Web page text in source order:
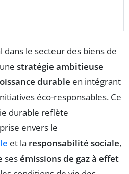
le secteur des biens de
stratégie ambitieuse
durable en intégrant
éco-responsables. Ce
durable reflète
envers le
et la responsabilité sociale,
sesémissions de gaz à effet